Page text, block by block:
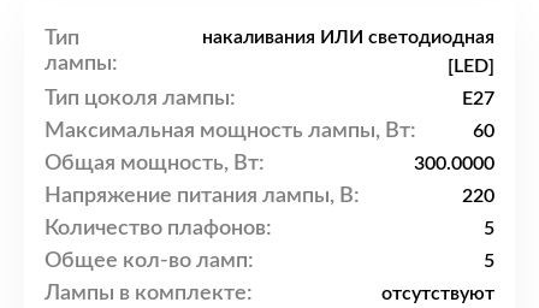
Тип
лампы:
накаливания ИЛИ светодиодная
[LED]
Тип цоколя лампы: E27
Максимальная мощность лампы, Вт: 60
Общая мощность, Вт: 300.0000
Напряжение питания лампы, В: 220
Количество плафонов: 5
Общее кол-во ламп: 5
Лампы в комплекте: отсутствуют